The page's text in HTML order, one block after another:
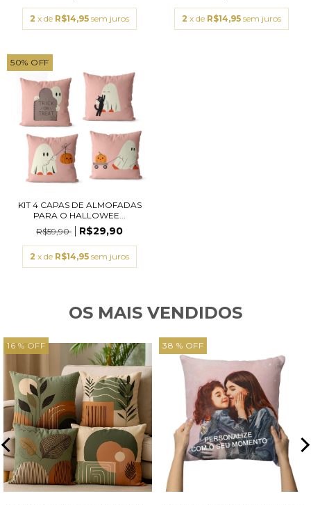
2 x de R$14,95 sem juros 2 x de R$14,95 sem juros
50% OFF
KIT 4 CAPAS DE ALMOFADAS
PARA O HALLOWEE...
R$59,90
R$29,90
2 x de R$14,95 sem juros
OS MAIS VENDIDOS
16 % OFF 38 % OFF